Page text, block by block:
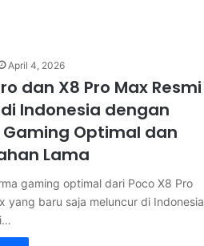
April 4, 2026
dan X8 Pro Max Resmi
Indonesia dengan
Optimal dan
Lama
gaming optimal dari Poco X8 Pro
yang baru saja meluncur di Indonesia